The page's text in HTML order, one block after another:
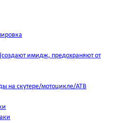
имидж, предохраняют от
на скутере/мотоцикле/АТВ